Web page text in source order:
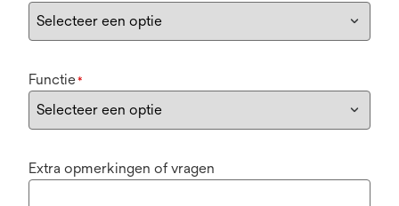
Functie*
Extra opmerkingen of vragen